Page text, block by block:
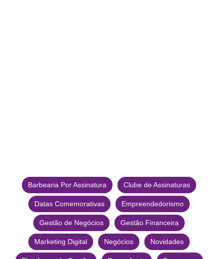
Barbearia Por Assinatura Clube de Assinaturas
Datas Comemorativas Empreendedorismo
Gestão de Negócios Gestão Financeira
Marketing Digital Negócios Novidades